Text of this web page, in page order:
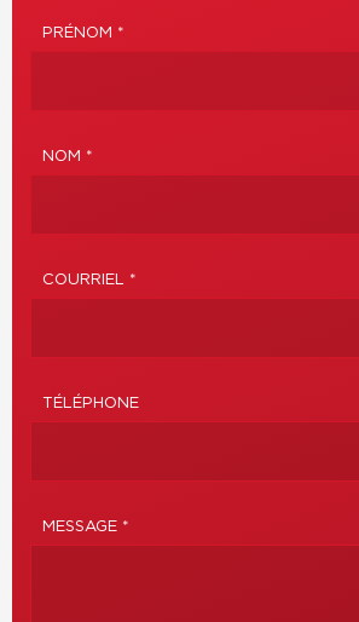
PRÉNOM *
NOM *
COURRIEL *
TÉLÉPHONE
MESSAGE *